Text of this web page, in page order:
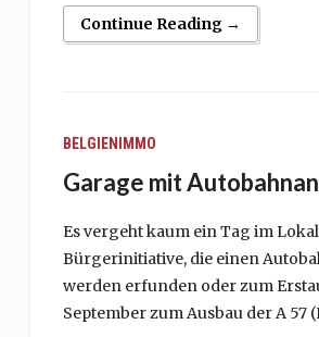
Continue Reading →
BELGIENIMMO
Garage mit
Es vergeht kaum ein Tag im
Bürgerinitiative, die einen
werden erfunden oder zum
September zum Ausbau der A